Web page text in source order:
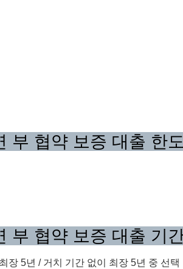
부 협약 보증 대출 한도
부 협약 보증 대출 기
장 5년 / 거치 기간 없이 최장 5년 중 선택